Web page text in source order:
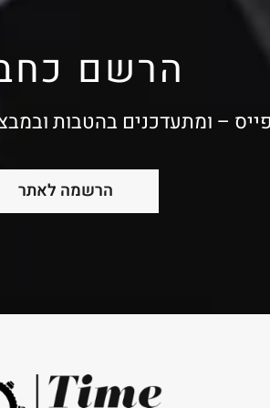
הרשם
– ומתעדכנים בהטבות
הרשמה לאתר